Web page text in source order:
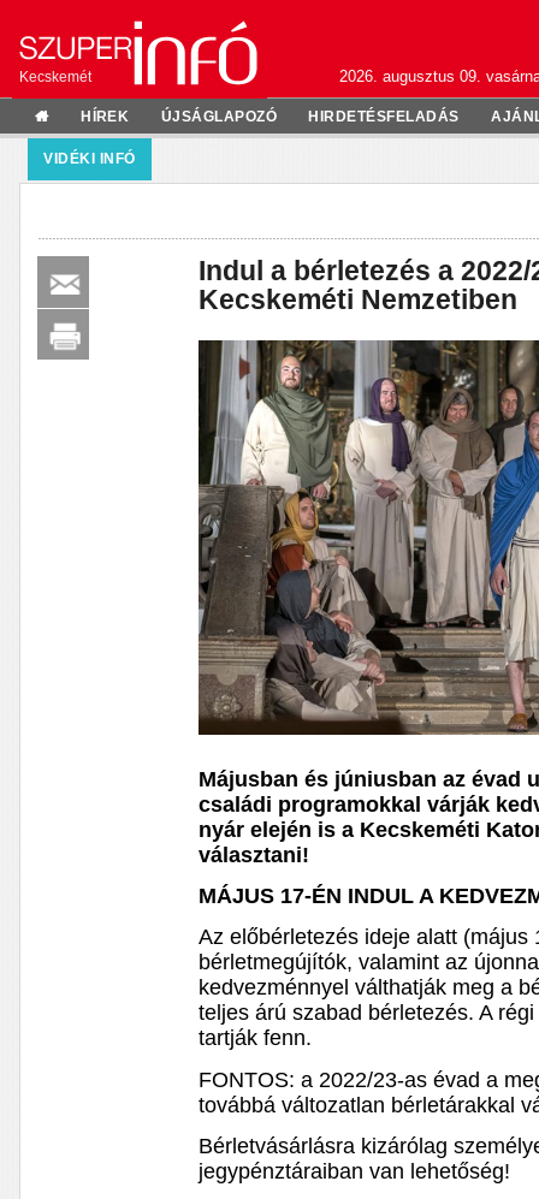
Kecskemét 2026. augusztus 09.
HÍREK ÚJSÁGLAPOZÓ HIRDETÉSFELADÁS
VIDÉKI INFÓ
Indul a bérletezés a
Kecskeméti Nemzetiben
Májusban és júniusban az évad
családi programokkal várják
nyár elején is a Kecskeméti
választani!
MÁJUS 17-ÉN INDUL A
Az előbérletezés ideje alatt (május
bérletmegújítók, valamint az
kedvezménnyel válthatják meg a
teljes árú szabad bérletezés. A
tartják fenn.
FONTOS: a 2022/23-as évad a
továbbá változatlan bérletárakkal
Bérletvásárlásra kizárólag
jegypénztáraiban van lehetőség!